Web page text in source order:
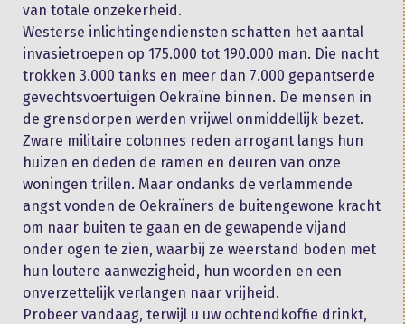
van totale onzekerheid.
Westerse inlichtingendiensten schatten het aantal
invasietroepen op 175.000 tot 190.000 man. Die nacht
trokken 3.000 tanks en meer dan 7.000 gepantserde
gevechtsvoertuigen Oekraïne binnen. De mensen in
de grensdorpen werden vrijwel onmiddellijk bezet.
Zware militaire colonnes reden arrogant langs hun
huizen en deden de ramen en deuren van onze
woningen trillen. Maar ondanks de verlammende
angst vonden de Oekraïners de buitengewone kracht
om naar buiten te gaan en de gewapende vijand
onder ogen te zien, waarbij ze weerstand boden met
hun loutere aanwezigheid, hun woorden en een
onverzettelijk verlangen naar vrijheid.
Probeer vandaag, terwijl u uw ochtendkoffie drinkt,